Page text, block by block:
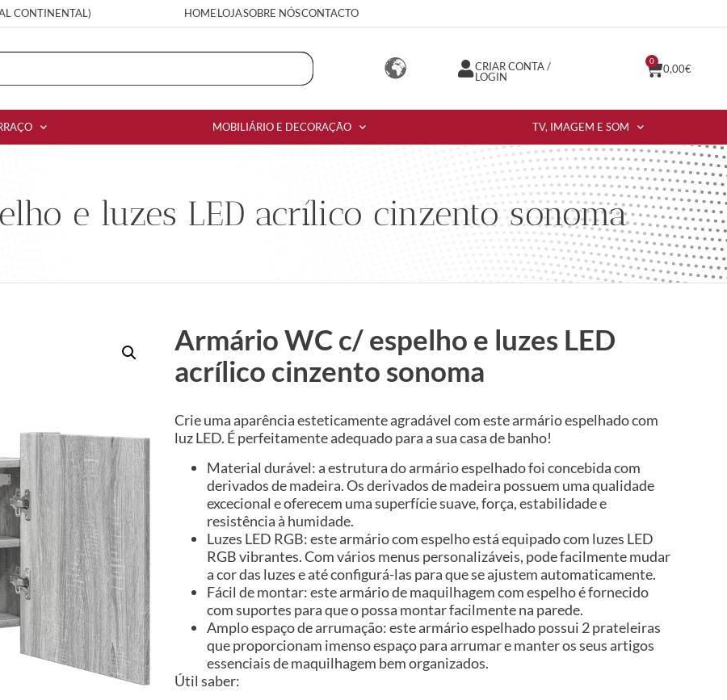
CONTINENTAL) HOMELOJASOBRE NÓSCONTACTO
CRIAR CONTA /
LOGIN
0,00€
0
MOBILIÁRIO E DECORAÇÃO TV, IMAGEM E SOM
e luzes LED acrílico cinzento sonoma
Armário WC c/ espelho e luzes LED
acrílico cinzento sonoma
Crie uma aparência esteticamente agradável com este armário espelhado com
luz LED. É perfeitamente adequado para a sua casa de banho!
Material durável: a estrutura do armário espelhado foi concebida com
derivados de madeira. Os derivados de madeira possuem uma qualidade
excecional e oferecem uma superfície suave, força, estabilidade e
resistência à humidade.
Luzes LED RGB: este armário com espelho está equipado com luzes LED
RGB vibrantes. Com vários menus personalizáveis, pode facilmente mudar
a cor das luzes e até configurá-las para que se ajustem automaticamente.
Fácil de montar: este armário de maquilhagem com espelho é fornecido
com suportes para que o possa montar facilmente na parede.
Amplo espaço de arrumação: este armário espelhado possui 2 prateleiras
que proporcionam imenso espaço para arrumar e manter os seus artigos
essenciais de maquilhagem bem organizados.
Útil saber: